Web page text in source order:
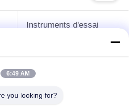
Instruments d'essai
graisse
d'huile de
6:49 AM
you looking for?